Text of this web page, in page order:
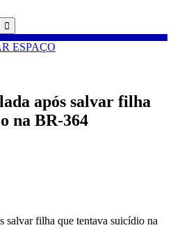
após salvar filha
na BR-364